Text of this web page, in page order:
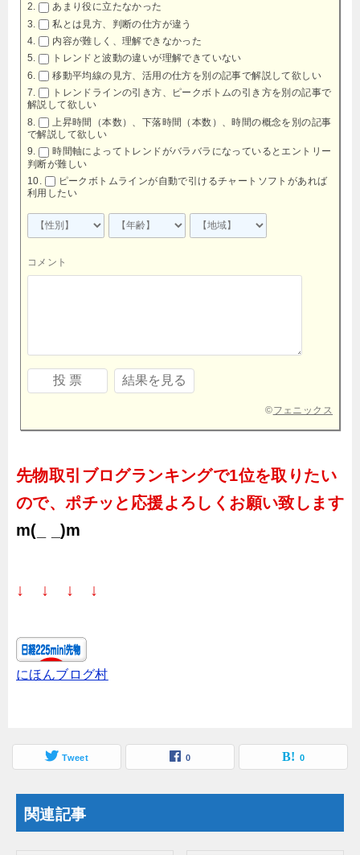
あまり役に立たなかった
私とは見方、判断の仕方が違う
内容が難しく、理解できなかった
トレンドと波動の違いが理解できていない
移動平均線の見方、活用の仕方を別の記事で解説して欲しい
トレンドラインの引き方、ピークボトムの引き方を別の記事で
解説して欲しい
上昇時間（本数）、下落時間（本数）、時間の概念を別の記事
で解説して欲しい
時間軸によってトレンドがバラバラになっているとエントリー
判断が難しい
ピークボトムラインが自動で引けるチャートソフトがあれば
利用したい
コメント
©フェニックス
先物取引ブログランキングで1位を取りたい
ので、ポチッと応援よろしくお願い致します
m(_ _)m
↓ ↓ ↓ ↓
にほんブログ村
Tweet 0 0
関連記事